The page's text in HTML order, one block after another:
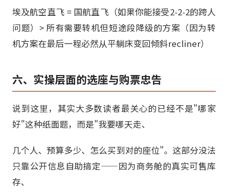
埃及航空直飞 = 国航直飞（如果你能接受2-2-2的跨人
问题）> 所有需要转机但短途段降级的方案（因为转
机方案在最后一程必然从平躺床变回倾斜recliner）
六、实操层面的选座与购票忠告
说到这里，其实大多数读者最关心的已经不是"哪家
好"这种纸面题，而是"我要哪天走、
几个人、预算多少、怎么买到对的座位"。这部分没法
只靠公开信息自助搞定——因为商务舱的真实可售库
存、